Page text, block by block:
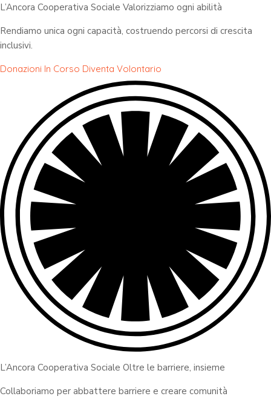
L’Ancora Cooperativa Sociale Valorizziamo ogni abilità
Rendiamo unica ogni capacità, costruendo percorsi di crescita
inclusivi.
Donazioni In Corso Diventa Volontario
L’Ancora Cooperativa Sociale Oltre le barriere, insieme
Collaboriamo per abbattere barriere e creare comunità